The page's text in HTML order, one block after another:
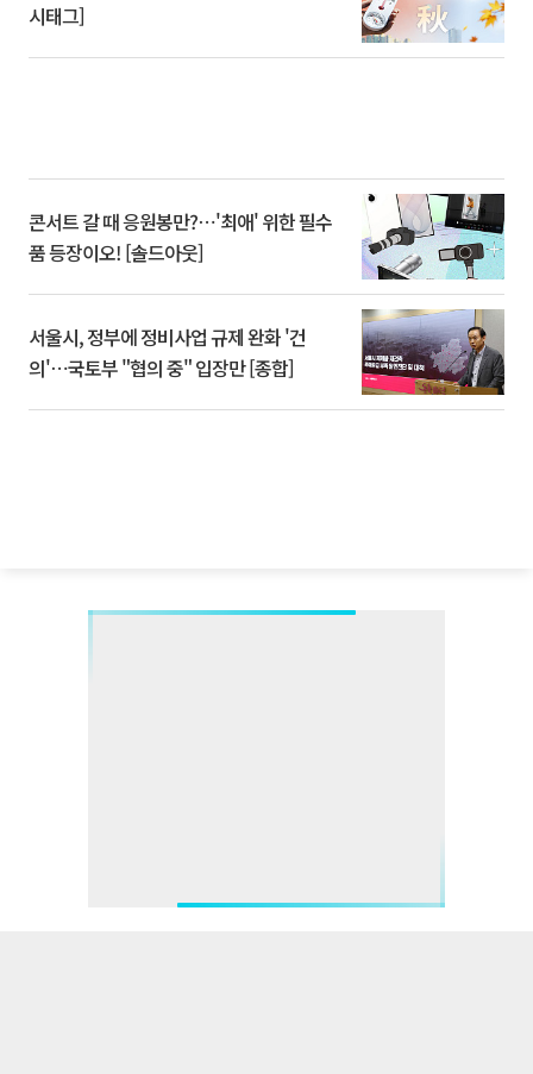
시태그]
콘서트 갈 때 응원봉만?⋯'최애' 위한 필수
품 등장이오! [솔드아웃]
서울시, 정부에 정비사업 규제 완화 '건
의'⋯국토부 "협의 중" 입장만 [종합]